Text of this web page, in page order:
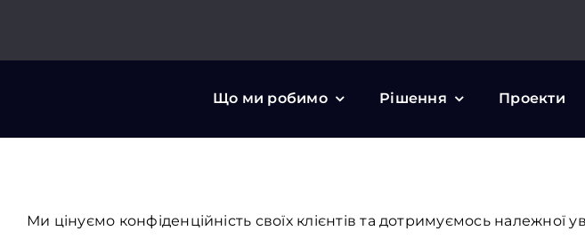
content
Що ми робимо Рішення Проекти
Ми цінуємо конфіденційність своїх клієнтів та дотримуємось належної